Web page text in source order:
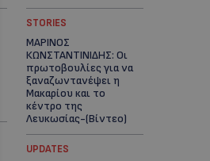
STORIES
ΜΑΡΙΝΟΣ
ΚΩΝΣΤΑΝΤΙΝΙΔΗΣ: Οι
πρωτοβουλίες για να
ξαναζωντανέψει η
Μακαρίου και το
κέντρο της
Λευκωσίας-(Βίντεο)
UPDATES